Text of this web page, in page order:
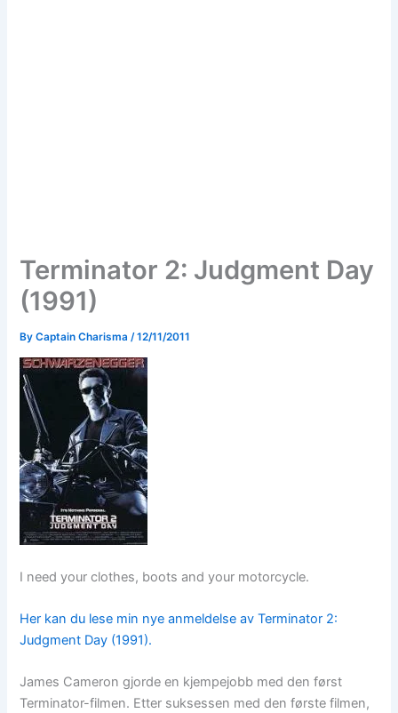
Terminator 2: Judgment Day
(1991)
ByCaptain Charisma /12/11/2011
I need your clothes, boots and your motorcycle.
Her kan du lese min nye anmeldelse av Terminator 2:
Judgment Day (1991).
James Cameron gjorde en kjempejobb med den først
Terminator-filmen. Etter suksessen med den første filmen,